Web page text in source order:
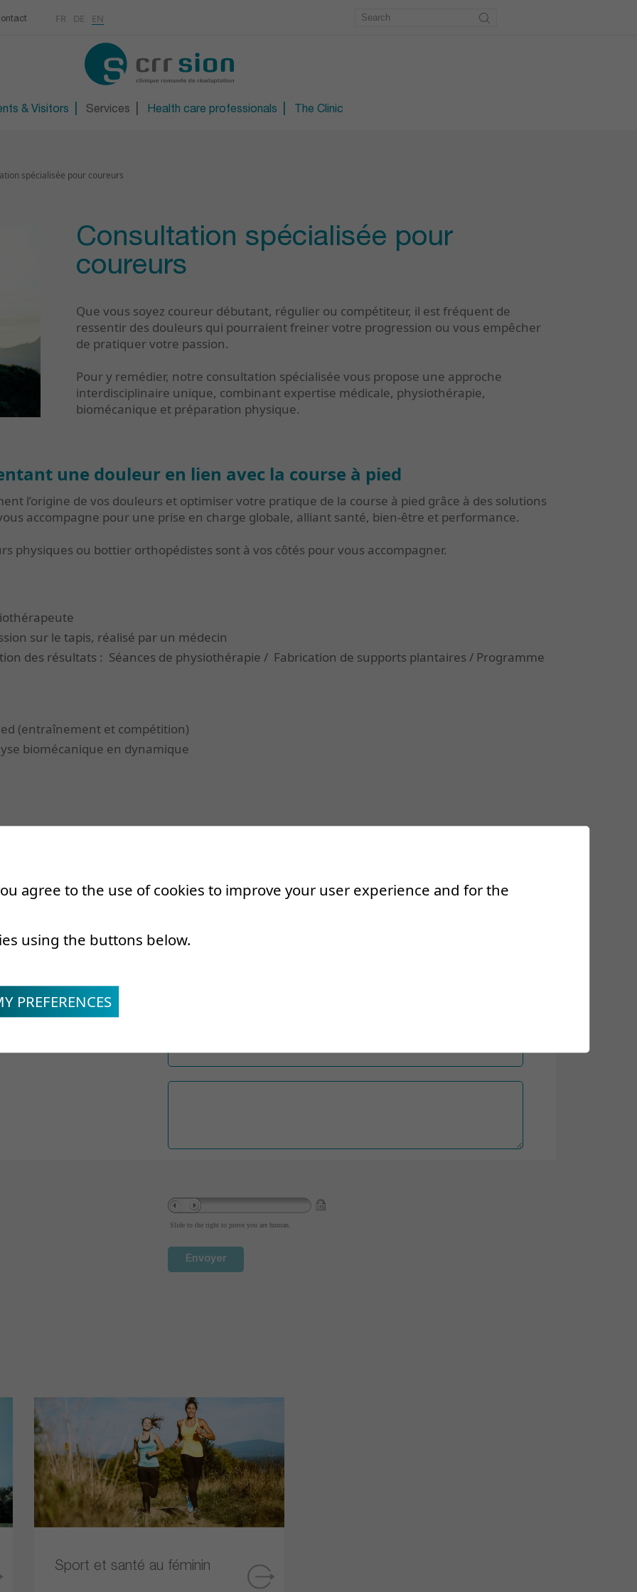
FR DE EN
& Visitors Services
Technical orthopaedic workshop
Technical foot and shoe workshop
Health care professionals The Clinic
spécialisée pour coureurs
Consultation spécialisée pour
coureurs
Que vous soyez coureur débutant, régulier ou compétiteur, il est fréquent de
ressentir des douleurs qui pourraient freiner votre progression ou vous empêcher
de pratiquer votre passion.
Pour y remédier, notre consultation spécialisée vous propose une approche
interdisciplinaire unique, combinant expertise médicale, physiothérapie,
biomécanique et préparation physique.
une douleur en lien avec la course à pied
l’origine de vos douleurs et optimiser votre pratique de la course à pied grâce à des solutions
accompagne pour une prise en charge globale, alliant santé, bien-être et performance.
physiques ou bottier orthopédistes sont à vos côtés pour vous accompagner.
sur le tapis, réalisé par un médecin
des résultats : Séances de physiothérapie / Fabrication de supports plantaires / Programme
(entraînement et compétition)
biomécanique en dynamique
vous ressemble.
Slide to the right to prove you are human.
Sport et santé au féminin
agree to the use of cookies to improve your user experience and for the
using the buttons below.
PREFERENCES